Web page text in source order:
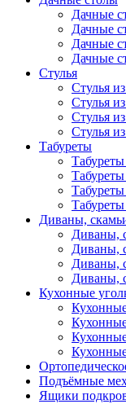
Дачные
Дачные
Дачные
Дачные
Стулья
Стулья
Стулья
Стулья
Стулья
Табуреты
Табуреты
Табуреты
Диваны,
Диваны,
Диваны,
Диваны,
Диваны,
Кухонные
Подъёмные
Ящики